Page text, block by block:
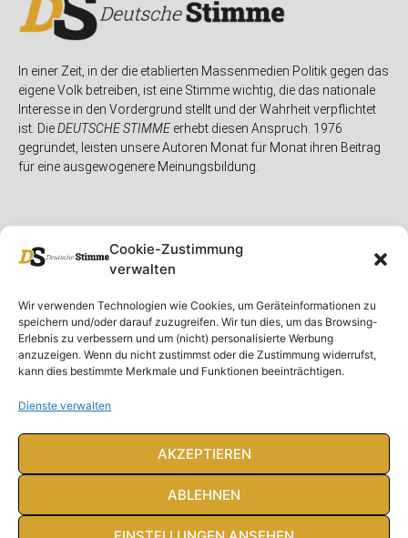
Cookie-Zustimmung
verwalten
Wir verwenden Technologien wie Cookies, um Geräteinformationen zu
speichern und/oder darauf zuzugreifen. Wir tun dies, um das Browsing-
Erlebnis zu verbessern und um (nicht) personalisierte Werbung
anzuzeigen. Wenn du nicht zustimmst oder die Zustimmung widerrufst,
kann dies bestimmte Merkmale und Funktionen beeinträchtigen.
Dienste verwalten
AKZEPTIEREN
ABLEHNEN
In einer Zeit, in der die etablierten Massenmedien Politik gegen das
eigene Volk betreiben, ist eine Stimme wichtig, die das nationale
Interesse in den Vordergrund stellt und der Wahrheit verpflichtet
ist. DieDEUTSCHE STIMMEerhebt diesen Anspruch. 1976
gegründet, leisten unsere Autoren Monat für Monat ihren Beitrag
für eine ausgewogenere Meinungsbildung.
Unser Magazin
Spenden
Ausgaben
Abonnieren
Rubriken
Deutschland
Ausland
Feuilleton
Rechtliches
Rechtliche Hinweise
Impressum
Datenschutzerklärung